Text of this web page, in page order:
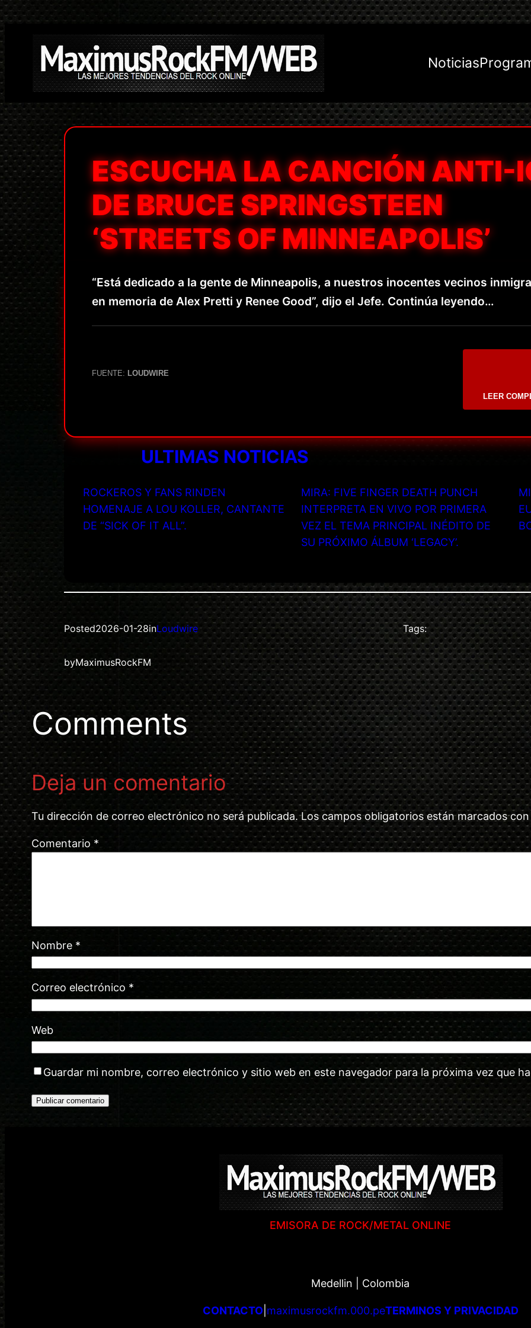
Saltar
contenido
Noticias
ESCUCHA LA CANCIÓN ANTI-
DE BRUCE SPRINGSTEEN
‘STREETS OF MINNEAPOLIS’
“Está dedicado a la gente de Minneapolis, a nuestros inocentes vecinos
en memoria de Alex Pretti y Renee Good”, dijo el Jefe. Continúa leyendo…
FUENTE: LOUDWIRE
LEER
ULTIMAS NOTICIAS
ROCKEROS Y FANS RINDEN
HOMENAJE A LOU KOLLER, CANTANTE
DE “SICK OF IT ALL”.
MIRA: FIVE FINGER DEATH PUNCH
INTERPRETA EN VIVO POR PRIMERA
VEZ EL TEMA PRINCIPAL INÉDITO DE
SU PRÓXIMO ÁLBUM ‘LEGACY’.
Posted2026-01-28inLoudwire
byMaximusRockFM
Tags:
Comments
Deja un comentario
Tu dirección de correo electrónico no será publicada. Los campos obligatorios están marcados
Comentario *
Nombre *
Correo electrónico *
Web
Guardar mi nombre, correo electrónico y sitio web en este navegador para la próxima vez que
EMISORA DE ROCK/METAL ONLINE
Medellin | Colombia
CONTACTO| maximusrockfm.000.peTERMINOS Y PRIVACIDAD